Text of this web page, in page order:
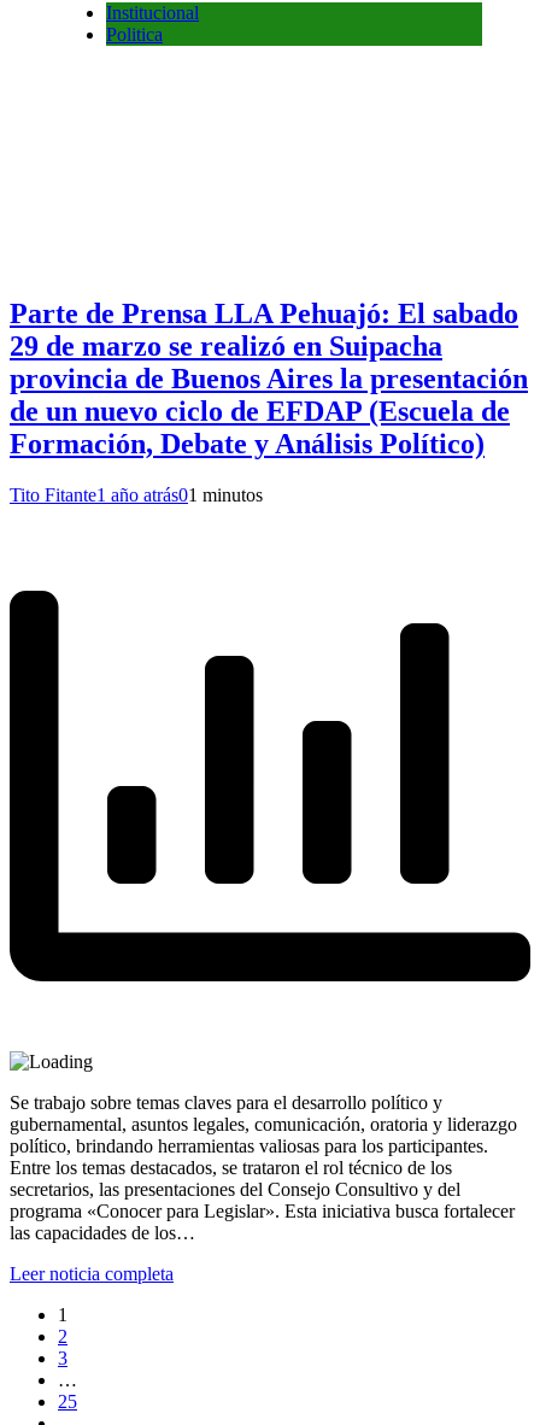
Institucional
Politica
Parte de Prensa LLA Pehuajó: El sabado
29 de marzo se realizó en Suipacha
provincia de Buenos Aires la presentación
de un nuevo ciclo de EFDAP (Escuela de
Formación, Debate y Análisis Político)
Tito Fitante1 año atrás01 minutos
Se trabajo sobre temas claves para el desarrollo político y
gubernamental, asuntos legales, comunicación, oratoria y liderazgo
político, brindando herramientas valiosas para los participantes.
Entre los temas destacados, se trataron el rol técnico de los
secretarios, las presentaciones del Consejo Consultivo y del
programa «Conocer para Legislar». Esta iniciativa busca fortalecer
las capacidades de los…
Leer noticia completa
1
2
3
…
25